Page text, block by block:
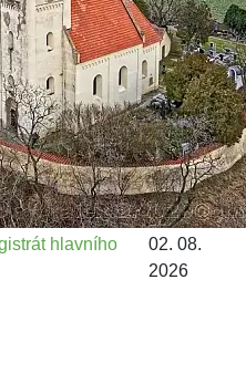
např. v lokalitě
nově schválený
hlavního
02. 08.
2026